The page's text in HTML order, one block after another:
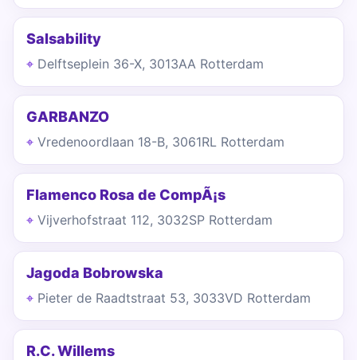
Salsability
Delftseplein 36-X, 3013AA Rotterdam
GARBANZO
Vredenoordlaan 18-B, 3061RL Rotterdam
Flamenco Rosa de CompÃ¡s
Vijverhofstraat 112, 3032SP Rotterdam
Jagoda Bobrowska
Pieter de Raadtstraat 53, 3033VD Rotterdam
R.C. Willems